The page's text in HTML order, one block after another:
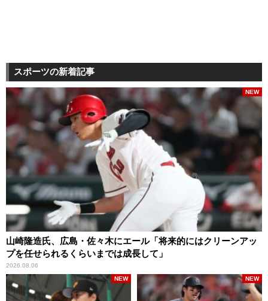
スポーツの新着記事
山崎隆造氏、広島・佐々木にエール「将来的にはクリーンアッ
プを任せられるくらいまでは成長して」
2026.08.06
NEW
NEW NEW